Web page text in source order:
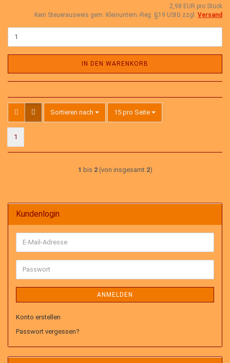
2,98 EUR pro Stück
Kein Steuerausweis gem. Kleinuntern.-Reg. §19 UStG zzgl. Versand
IN DEN WARENKORB
Sortieren nach
Sortieren nach 15 pro Seite
pro Seite
1
1 bis 2(von insgesamt 2)
Kundenlogin
E-
Mail-
Adresse
Passwort
ANMELDEN
Konto erstellen
Passwort vergessen?